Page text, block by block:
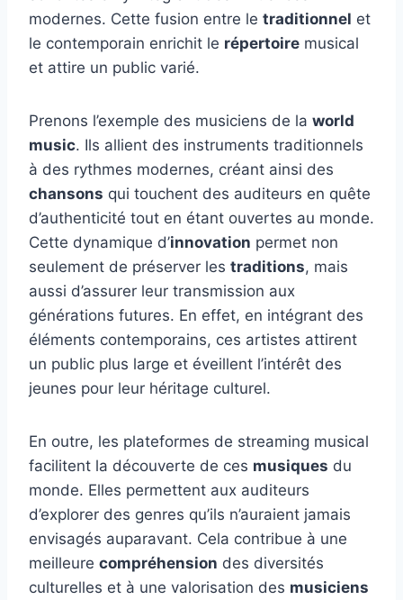
modernes. Cette fusion entre le traditionnel et
le contemporain enrichit le répertoire musical
et attire un public varié.
Prenons l’exemple des musiciens de la world
music. Ils allient des instruments traditionnels
à des rythmes modernes, créant ainsi des
chansons qui touchent des auditeurs en quête
d’authenticité tout en étant ouvertes au monde.
Cette dynamique d’innovation permet non
seulement de préserver les traditions, mais
aussi d’assurer leur transmission aux
générations futures. En effet, en intégrant des
éléments contemporains, ces artistes attirent
un public plus large et éveillent l’intérêt des
jeunes pour leur héritage culturel.
En outre, les plateformes de streaming musical
facilitent la découverte de ces musiques du
monde. Elles permettent aux auditeurs
d’explorer des genres qu’ils n’auraient jamais
envisagés auparavant. Cela contribue à une
meilleure compréhension des diversités
culturelles et à une valorisation des musiciens